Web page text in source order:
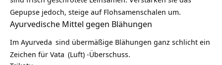
Gepupse jedoch, steige auf Flohsamenschalen um.
Ayurvedische Mittel gegen Blähungen
Im Ayurveda sind übermäßige Blähungen ganz schlicht ein
Zeichen für Vata (Luft) -Überschuss.